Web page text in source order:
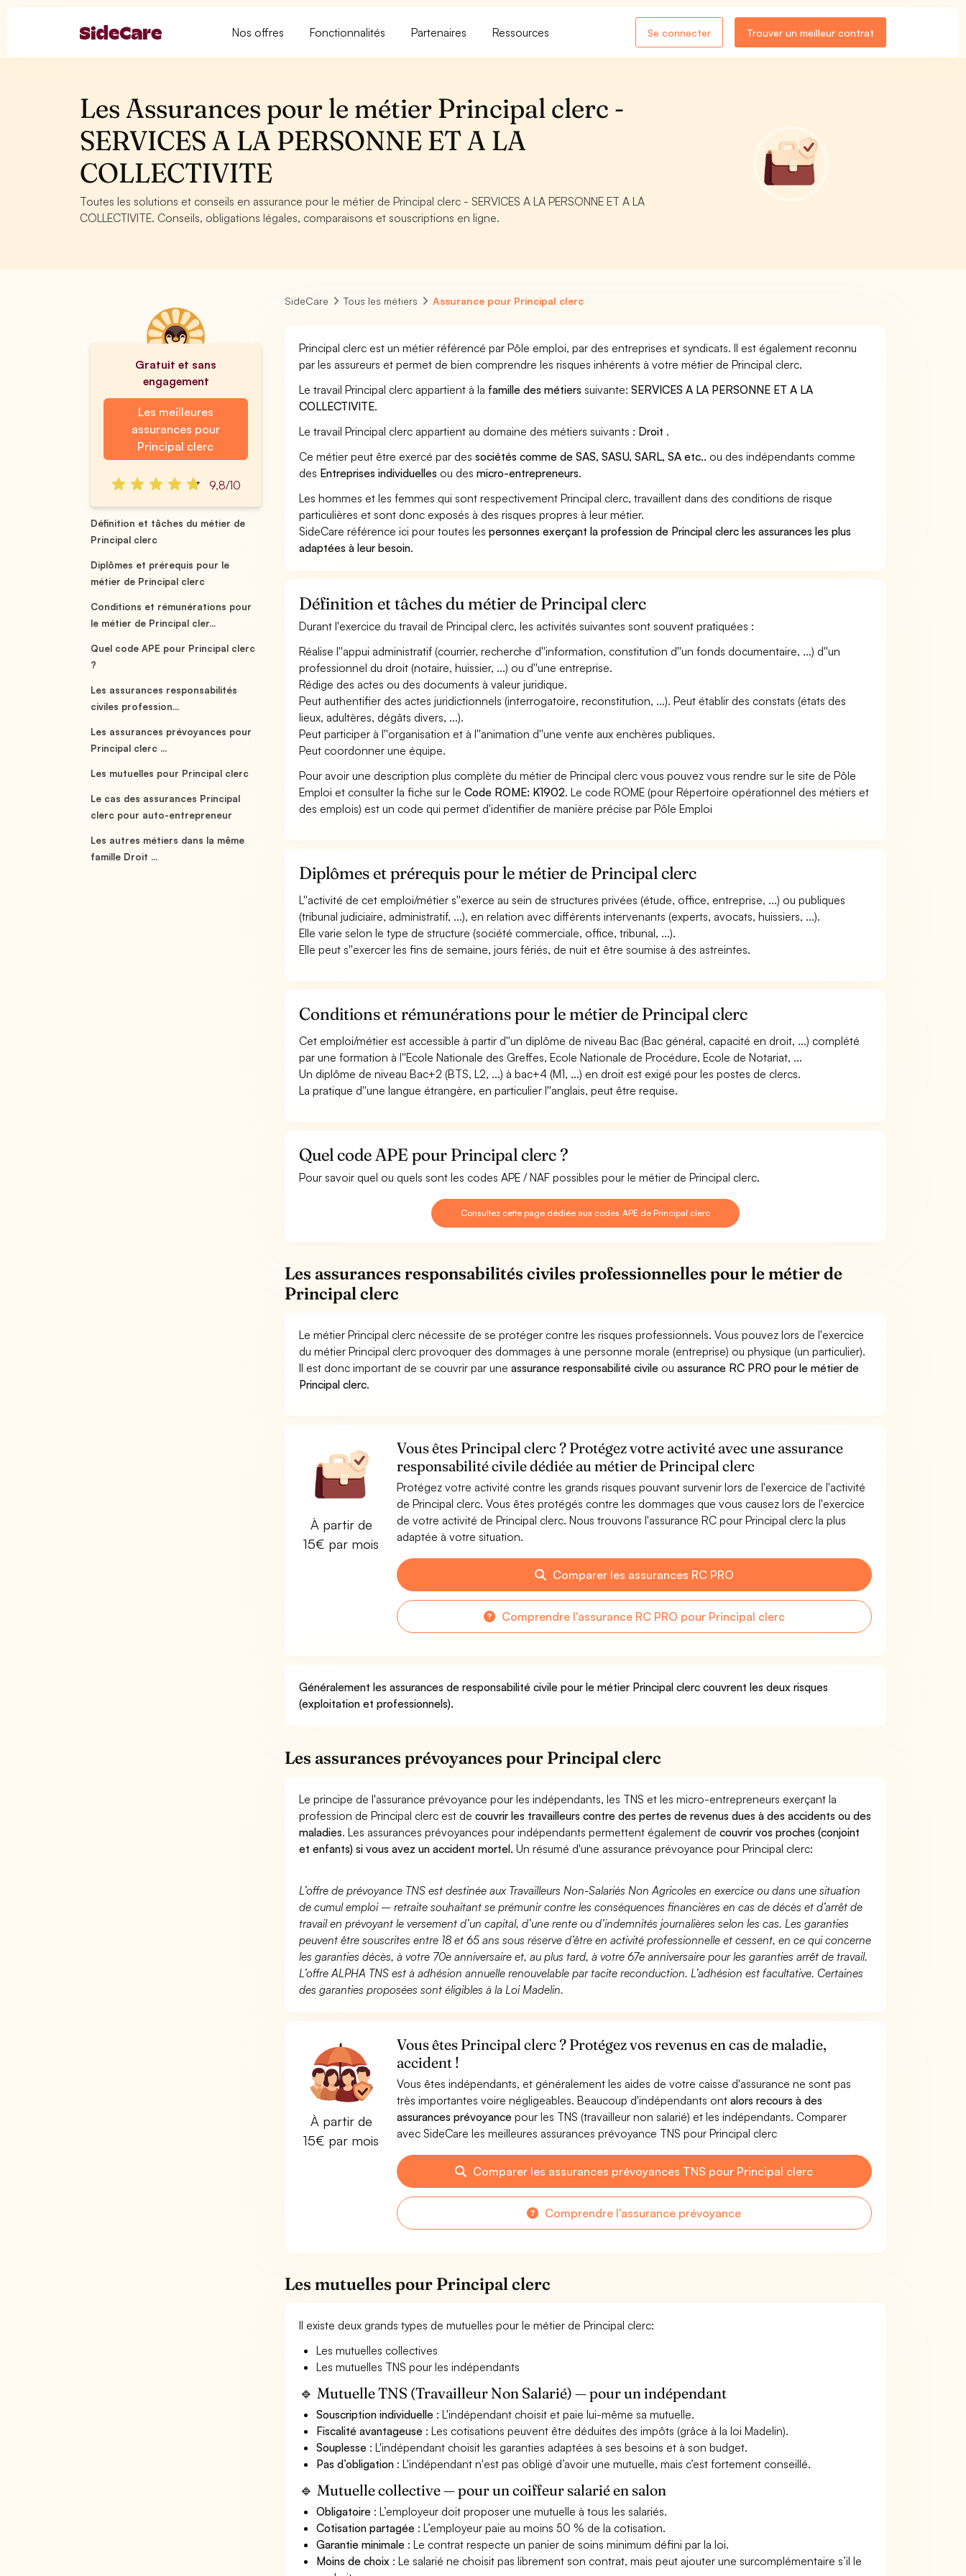
Nos offres Fonctionnalités Partenaires Ressources Se connecter Trouver un meilleur contrat
Les Assurances pour le métier Principal clerc -
SERVICES A LA PERSONNE ET A LA
COLLECTIVITE
Toutes les solutions et conseils en assurance pour le métier de Principal clerc - SERVICES A LA PERSONNE ET A LA
COLLECTIVITE. Conseils, obligations légales, comparaisons et souscriptions en ligne.
Gratuit et sans
engagement
Les meilleures
assurances pour
Principal clerc
9,8/10
Définition et tâches du métier de
Principal clerc
Diplômes et prérequis pour le
métier de Principal clerc
Conditions et rémunérations pour
le métier de Principal cler...
Quel code APE pour Principal clerc
?
Les assurances responsabilités
civiles profession...
Les assurances prévoyances pour
Principal clerc ...
Les mutuelles pour Principal clerc
Le cas des assurances Principal
clerc pour auto-entrepreneur
Les autres métiers dans la même
famille Droit ...
SideCare Tous les métiers Assurance pour Principal clerc
Principal clerc est un métier référencé par Pôle emploi, par des entreprises et syndicats. Il est également reconnu
par les assureurs et permet de bien comprendre les risques inhérents à votre métier de Principal clerc.
Le travail Principal clerc appartient à la famille des métiers suivante:SERVICES A LA PERSONNE ET A LA
COLLECTIVITE.
Le travail Principal clerc appartient au domaine des métiers suivants : Droit .
Ce métier peut être exercé par dessociétés comme de SAS, SASU, SARL, SA etc.. ou des indépendants comme
des Entreprises individuelles ou desmicro-entrepreneurs.
Les hommes et les femmes qui sont respectivement Principal clerc, travaillent dans des conditions de risque
particulières et sont donc exposés à des risques propres à leur métier.
SideCare référence ici pour toutes lespersonnes exerçant la profession de Principal clerc les assurances les plus
adaptées à leur besoin.
Définition et tâches du métier de Principal clerc
Durant l'exercice du travail de Principal clerc, les activités suivantes sont souvent pratiquées :
Réalise l''appui administratif (courrier, recherche d''information, constitution d''un fonds documentaire, ...) d''un
professionnel du droit (notaire, huissier, ...) ou d''une entreprise.
Rédige des actes ou des documents à valeur juridique.
Peut authentifier des actes juridictionnels (interrogatoire, reconstitution, ...). Peut établir des constats (états des
lieux, adultères, dégâts divers, ...).
Peut participer à l''organisation et à l''animation d''une vente aux enchères publiques.
Peut coordonner une équipe.
Pour avoir une description plus complète du métier de Principal clerc vous pouvez vous rendre sur le site de Pôle
Emploi et consulter la fiche sur leCode ROME: K1902. Le code ROME (pour Répertoire opérationnel des métiers et
des emplois) est un code qui permet d'identifier de manière précise par Pôle Emploi
Diplômes et prérequis pour le métier de Principal clerc
L''activité de cet emploi/métier s''exerce au sein de structures privées (étude, office, entreprise, ...) ou publiques
(tribunal judiciaire, administratif, ...), en relation avec différents intervenants (experts, avocats, huissiers, ...).
Elle varie selon le type de structure (société commerciale, office, tribunal, ...).
Elle peut s''exercer les fins de semaine, jours fériés, de nuit et être soumise à des astreintes.
Conditions et rémunérations pour le métier de Principal clerc
Cet emploi/métier est accessible à partir d''un diplôme de niveau Bac (Bac général, capacité en droit, ...) complété
par une formation à l''Ecole Nationale des Greffes, Ecole Nationale de Procédure, Ecole de Notariat, ...
Un diplôme de niveau Bac+2 (BTS, L2, ...) à bac+4 (M1, ...) en droit est exigé pour les postes de clercs.
La pratique d''une langue étrangère, en particulier l''anglais, peut être requise.
Quel code APE pour Principal clerc ?
Pour savoir quel ou quels sont les codes APE / NAF possibles pour le métier de Principal clerc.
Consultez cette page dédiée aux codes APE de Principal clerc
Les assurances responsabilités civiles professionnelles pour le métier de
Principal clerc
Le métier Principal clerc nécessite de se protéger contre les risques professionnels. Vous pouvez lors de l'exercice
du métier Principal clerc provoquer des dommages à une personne morale (entreprise) ou physique (un particulier).
Il est donc important de se couvrir par uneassurance responsabilité civile ouassurance RC PRO pour le métier de
Principal clerc.
À partir de
15€ par mois
Vous êtes Principal clerc ? Protégez votre activité avec une assurance
responsabilité civile dédiée au métier de Principal clerc
Protégez votre activité contre les grands risques pouvant survenir lors de l'exercice de l'activité
de Principal clerc. Vous êtes protégés contre les dommages que vous causez lors de l'exercice
de votre activité de Principal clerc. Nous trouvons l'assurance RC pour Principal clerc la plus
adaptée à votre situation.
Comparer les assurances RC PRO
Comprendre l'assurance RC PRO pour Principal clerc
Généralement les assurances de responsabilité civile pour le métier Principal clerc couvrent les deux risques
(exploitation et professionnels).
Les assurances prévoyances pour Principal clerc
Le principe de l'assurance prévoyance pour les indépendants, les TNS et les micro-entrepreneurs exerçant la
profession de Principal clerc est decouvrir les travailleurs contre des pertes de revenus dues à des accidents ou des
maladies. Les assurances prévoyances pour indépendants permettent également decouvrir vos proches (conjoint
et enfants) si vous avez un accident mortel. Un résumé d'une assurance prévoyance pour Principal clerc:
L’offre de prévoyance TNS est destinée aux Travailleurs Non-Salariés Non Agricoles en exercice ou dans une situation
de cumul emploi – retraite souhaitant se prémunir contre les conséquences financières en cas de décès et d’arrêt de
travail en prévoyant le versement d’un capital, d’une rente ou d’indemnités journalières selon les cas. Les garanties
peuvent être souscrites entre 18 et 65 ans sous réserve d’être en activité professionnelle et cessent, en ce qui concerne
les garanties décès, à votre 70e anniversaire et, au plus tard, à votre 67e anniversaire pour les garanties arrêt de travail.
L’offre ALPHA TNS est à adhésion annuelle renouvelable par tacite reconduction. L’adhésion est facultative. Certaines
des garanties proposées sont éligibles à la Loi Madelin.
À partir de
15€ par mois
Vous êtes Principal clerc ? Protégez vos revenus en cas de maladie,
accident !
Vous êtes indépendants, et généralement les aides de votre caisse d'assurance ne sont pas
très importantes voire négligeables. Beaucoup d'indépendants ont alors recours à des
assurances prévoyancepour les TNS (travailleur non salarié) et les indépendants. Comparer
avec SideCare les meilleures assurances prévoyance TNS pour Principal clerc
Comparer les assurances prévoyances TNS pour Principal clerc
Comprendre l'assurance prévoyance
Les mutuelles pour Principal clerc
Il existe deux grands types de mutuelles pour le métier de Principal clerc:
Les mutuelles collectives
Les mutuelles TNS pour les indépendants
🔹 Mutuelle TNS (Travailleur Non Salarié) — pour un indépendant
Souscription individuelle : L'indépendant choisit et paie lui-même sa mutuelle.
Fiscalité avantageuse : Les cotisations peuvent être déduites des impôts (grâce à la loi Madelin).
Souplesse : L'indépendant choisit les garanties adaptées à ses besoins et à son budget.
Pas d’obligation : L'indépendant n'est pas obligé d’avoir une mutuelle, mais c’est fortement conseillé.
🔹 Mutuelle collective — pour un coiffeur salarié en salon
Obligatoire : L’employeur doit proposer une mutuelle à tous les salariés.
Cotisation partagée : L’employeur paie au moins 50 % de la cotisation.
Garantie minimale : Le contrat respecte un panier de soins minimum défini par la loi.
Moins de choix : Le salarié ne choisit pas librement son contrat, mais peut ajouter une surcomplémentaire s’il le